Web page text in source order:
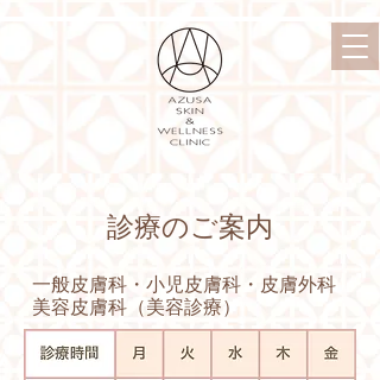
​診療のご案内
​一般皮膚科・小児皮膚科・皮膚外科
美容皮膚科（美容診療）